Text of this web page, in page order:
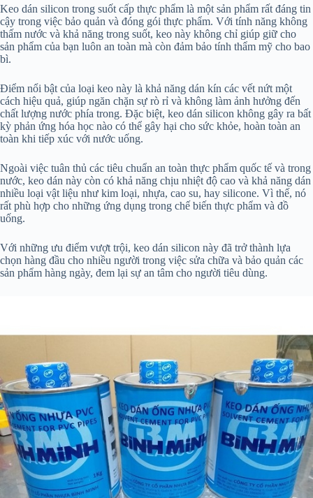
Keo dán silicon trong suốt cấp thực phẩm là một sản phẩm rất đáng tin
cậy trong việc bảo quản và đóng gói thực phẩm. Với tính năng không
thấm nước và khả năng trong suốt, keo này không chỉ giúp giữ cho
sản phẩm của bạn luôn an toàn mà còn đảm bảo tính thẩm mỹ cho bao
bì.
Điểm nổi bật của loại keo này là khả năng dán kín các vết nứt một
cách hiệu quả, giúp ngăn chặn sự rò rỉ và không làm ảnh hưởng đến
chất lượng nước phía trong. Đặc biệt, keo dán silicon không gây ra bất
kỳ phản ứng hóa học nào có thể gây hại cho sức khỏe, hoàn toàn an
toàn khi tiếp xúc với nước uống.
Ngoài việc tuân thủ các tiêu chuẩn an toàn thực phẩm quốc tế và trong
nước, keo dán này còn có khả năng chịu nhiệt độ cao và khả năng dán
nhiều loại vật liệu như kim loại, nhựa, cao su, hay silicone. Vì thế, nó
rất phù hợp cho những ứng dụng trong chế biến thực phẩm và đồ
uống.
Với những ưu điểm vượt trội, keo dán silicon này đã trở thành lựa
chọn hàng đầu cho nhiều người trong việc sửa chữa và bảo quản các
sản phẩm hàng ngày, đem lại sự an tâm cho người tiêu dùng.